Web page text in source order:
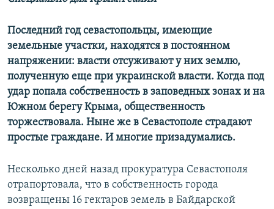
Последний год севастопольцы, имеющие
земельные участки, находятся в постоянном
напряжении: власти отсуживают у них землю,
полученную еще при украинской власти. Когда под
удар попала собственность в заповедных зонах и на
Южном берегу Крыма, общественность
торжествовала. Ныне же в Севастополе страдают
простые граждане. И многие призадумались.
Несколько дней назад прокуратура Севастополя
отрапортовала, что в собственность города
возвращены 16 гектаров земель в Байдарской